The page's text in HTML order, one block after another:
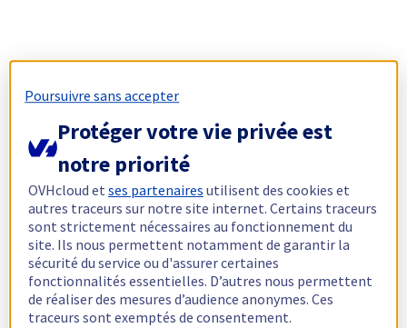
Poursuivre sans accepter
Protéger votre vie privée est
notre priorité
OVHcloud etses partenaires utilisent des cookies et
autres traceurs sur notre site internet. Certains traceurs
sont strictement nécessaires au fonctionnement du
site. Ils nous permettent notamment de garantir la
sécurité du service ou d'assurer certaines
fonctionnalités essentielles. D’autres nous permettent
de réaliser des mesures d’audience anonymes. Ces
traceurs sont exemptés de consentement.